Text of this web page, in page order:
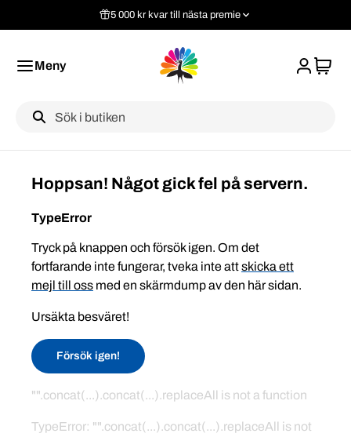
5 000 kr kvar till nästa premie
Meny
Label
Hoppsan! Något gick fel på servern.
TypeError
Tryck på knappen och försök igen. Om det
fortfarande inte fungerar, tveka inte attskicka ett
mejl till oss med en skärmdump av den här sidan.
Ursäkta besväret!
Försök igen!
"".concat(...).concat(...).replaceAll is not a function
TypeError: "".concat(...).concat(...).replaceAll is not